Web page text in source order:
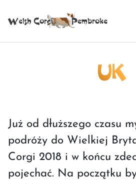
UK
Już od dłuższego czasu
podróży do Wielkiej
Corgi 2018 i w końcu
pojechać. Na początku